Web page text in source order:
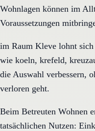
Wohnlagen können im
Voraussetzungen
im Raum Kleve lohnt
wie koeln, krefeld,
die Auswahl verbessern,
verloren geht.
Beim Betreuten Wohnen
tatsächlichen Nutzen: